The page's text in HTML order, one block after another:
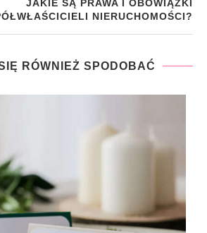
JAKIE SĄ PRAWA I OBOWIĄZKI
NIERUCHOMOŚCI?
RÓWNIEŻ SPODOBAĆ